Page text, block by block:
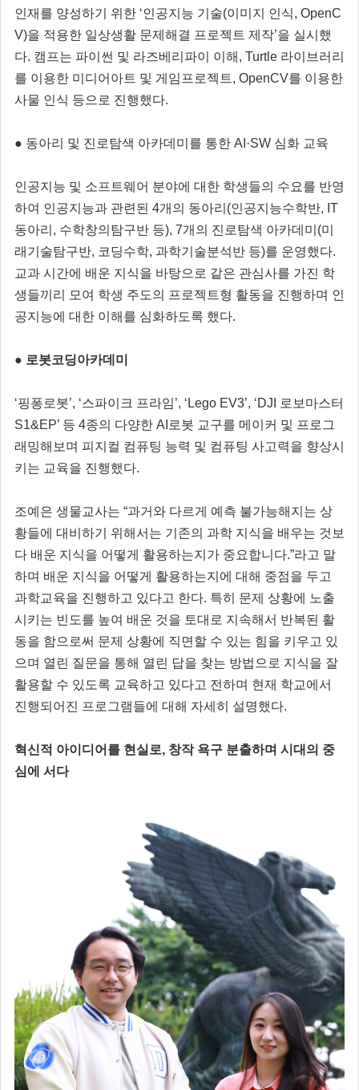
인재를 양성하기 위한 ‘인공지능 기술(이미지 인식, OpenC
V)을 적용한 일상생활 문제해결 프로젝트 제작’을 실시했
다. 캠프는 파이썬 및 라즈베리파이 이해, Turtle 라이브러리
를 이용한 미디어아트 및 게임프로젝트, OpenCV를 이용한
사물 인식 등으로 진행했다.
● 동아리 및 진로탐색 아카데미를 통한 AI·SW 심화 교육
인공지능 및 소프트웨어 분야에 대한 학생들의 수요를 반영
하여 인공지능과 관련된 4개의 동아리(인공지능수학반, IT
동아리, 수학창의탐구반 등), 7개의 진로탐색 아카데미(미
래기술탐구반, 코딩수학, 과학기술분석반 등)를 운영했다.
교과 시간에 배운 지식을 바탕으로 같은 관심사를 가진 학
생들끼리 모여 학생 주도의 프로젝트형 활동을 진행하며 인
공지능에 대한 이해를 심화하도록 했다.
● 로봇코딩아카데미
‘핑퐁로봇’, ‘스파이크 프라임’, ‘Lego EV3’, ‘DJI 로보마스터
S1&EP’ 등 4종의 다양한 AI로봇 교구를 메이커 및 프로그
래밍해보며 피지컬 컴퓨팅 능력 및 컴퓨팅 사고력을 향상시
키는 교육을 진행했다.
조예은 생물교사는 “과거와 다르게 예측 불가능해지는 상
황들에 대비하기 위해서는 기존의 과학 지식을 배우는 것보
다 배운 지식을 어떻게 활용하는지가 중요합니다.”라고 말
하며 배운 지식을 어떻게 활용하는지에 대해 중점을 두고
과학교육을 진행하고 있다고 한다. 특히 문제 상황에 노출
시키는 빈도를 높여 배운 것을 토대로 지속해서 반복된 활
동을 함으로써 문제 상황에 직면할 수 있는 힘을 키우고 있
으며 열린 질문을 통해 열린 답을 찾는 방법으로 지식을 잘
활용할 수 있도록 교육하고 있다고 전하며 현재 학교에서
진행되어진 프로그램들에 대해 자세히 설명했다.
혁신적 아이디어를 현실로, 창작 욕구 분출하며 시대의 중
심에 서다